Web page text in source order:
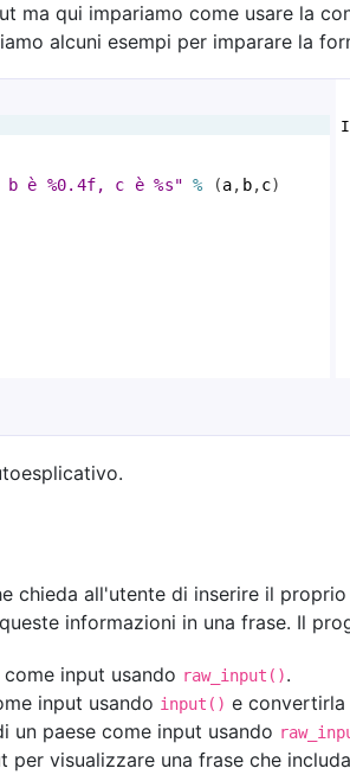
ma qui impariamo come usare la
alcuni esempi per imparare la
b è %0.4f, c è %s" % (a, b,c)
chieda all'utente di inserire il
informazioni in una frase. Il
input usando raw_input().
input usando input() e convertirla
un paese come input usando
per visualizzare una frase che